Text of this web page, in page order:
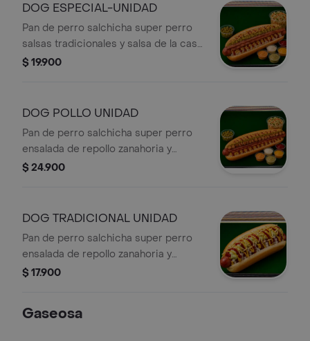
DOG ESPECIAL-UNIDAD
Pan de perro salchicha super perro
salsas tradicionales y salsa de la casa
cebolla picada en cuadritos ensalada
dulces papitas chips
$ 19.900
DOG POLLO UNIDAD
Pan de perro salchicha super perro
ensalada de repollo zanahoria y
cilantro cebolla picada en cuadritos
encurtidos dulces jamón y tocineta y
$ 24.900
DOG TRADICIONAL UNIDAD
Pan de perro salchicha super perro
ensalada de repollo zanahoria y
cilantro cebolla picada en cuadritos
$ 17.900
Gaseosa